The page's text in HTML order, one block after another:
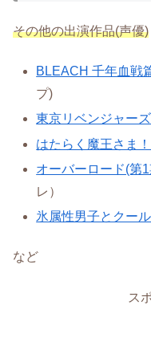
その他の出演作品(声優)
BLEACH 千年血戦
プ)
東京リベンジャー
はたらく魔王さま
オーバーロード(第
レ）
氷属性男子とクー
など
ス